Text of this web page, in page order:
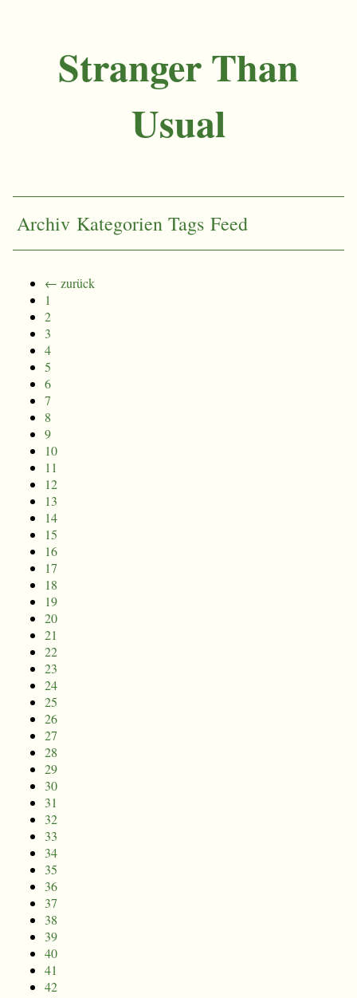
Stranger Than
Usual
Archiv Kategorien Tags Feed
← zurück
1
2
3
4
5
6
7
8
9
10
11
12
13
14
15
16
17
18
19
20
21
22
23
24
25
26
27
28
29
30
31
32
33
34
35
36
37
38
39
40
41
42